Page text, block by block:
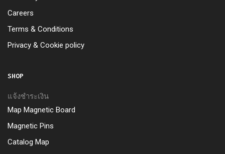
Careers
Terms & Conditions
Privacy & Cookie policy
SHOP
แจ้งชำระเงิน
Map Magnetic Board
Magnetic Pins
Catalog Map